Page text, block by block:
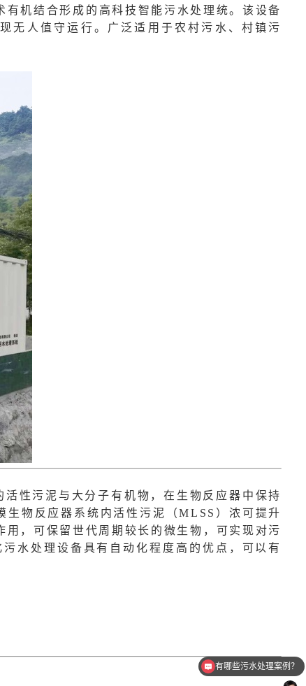
有机结合形成的高科技智能 污水处理 统。该设备
无人值守运行。广泛适用于农村污水、村镇污
性污泥与大分子有机物，在生物反应器中保持
物反应器系统内活性污泥（MLSS）浓可提升
，可保留世代周期较长的微生物，可实现对污
污水处理设备具有自动化程度高的优点，可以有
哪些污水可以处理呢？